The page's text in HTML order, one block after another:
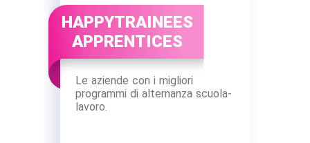
HAPPYTRAINEES
APPRENTICES
Le aziende con i migliori
programmi di alternanza scuola-
lavoro.